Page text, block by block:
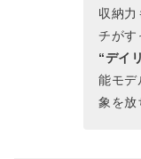
収納力
チがす
“デイ
能モデ
象を放